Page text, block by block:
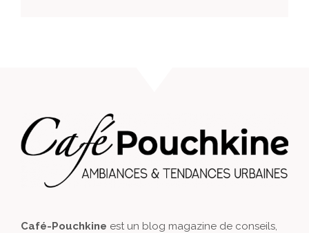
Café-Pouchkine est un blog magazine de conseils,